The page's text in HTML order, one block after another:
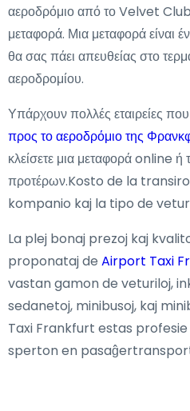
αεροδρόμιο από το Velvet Club
μεταφορά. Μια μεταφορά είναι
θα σας πάει απευθείας στο
αεροδρομίου.
Υπάρχουν πολλές εταιρείες
προς το αεροδρόμιο της
κλείσετε μια μεταφορά online ή
προτέρων.Kosto de la
kompanio kaj la tipo de
La plej bonaj prezoj kaj
proponataj de Airport Taxi
vastan gamon de veturiloj,
sedanetoj, minibusoj, kaj
Taxi Frankfurt estas
sperton en